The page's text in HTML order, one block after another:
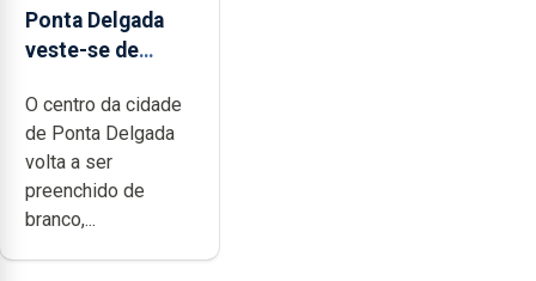
Ponta Delgada
veste-se de
O centro da cidade
de Ponta Delgada
volta a ser
preenchido de
branco,...